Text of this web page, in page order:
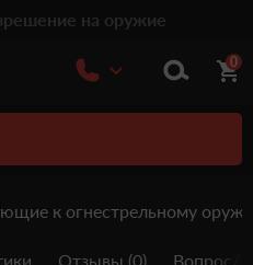
на оружие
0
к огнестрельному
Отзывы (0) Вопрос/